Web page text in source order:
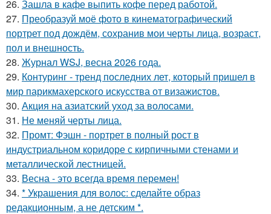
26. Зашла в кафе выпить кофе перед работой.
27. Преобразуй моё фото в кинематографический
портрет под дождём, сохранив мои черты лица, возраст,
пол и внешность.
28. Журнал WSJ, весна 2026 года.
29. Контуринг - тренд последних лет, который пришел в
мир парикмахерского искусства от визажистов.
30. Акция на азиатский уход за волосами.
31. Не меняй черты лица.
32. Промт: Фэшн - портрет в полный рост в
индустриальном коридоре с кирпичными стенами и
металлической лестницей.
33. Весна - это всегда время перемен!
34. * Украшения для волос: сделайте образ
редакционным, а не детским *.